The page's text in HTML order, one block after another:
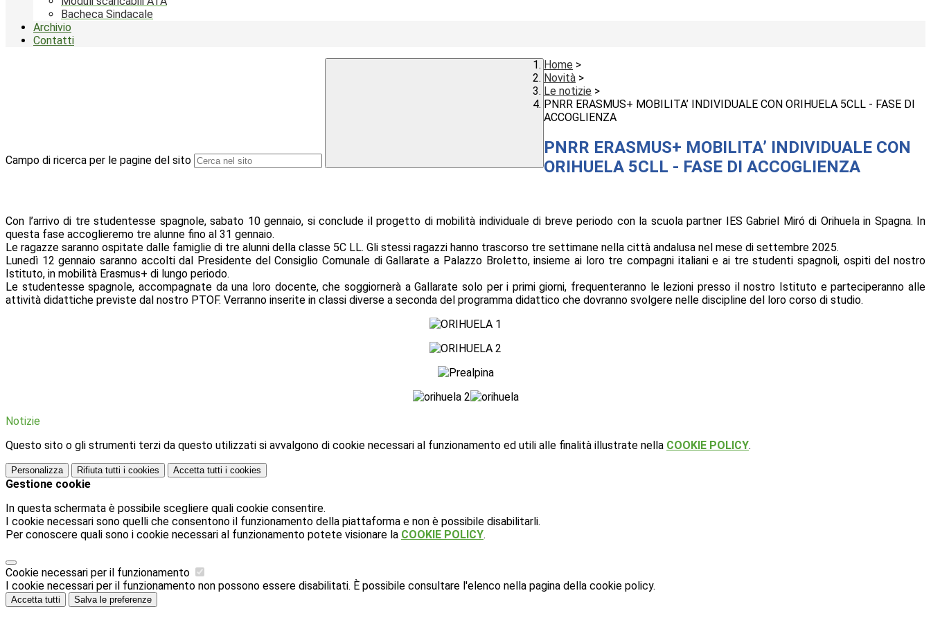
Bacheca Sindacale
Archivio
Contatti
Campo di ricerca per le pagine del sito
Home >
Novità >
Le notizie >
PNRR ERASMUS+ MOBILITA’ INDIVIDUALE CON ORIHUELA 5CLL - FASE DI
ACCOGLIENZA
PNRR ERASMUS+ MOBILITA’ INDIVIDUALE CON
ORIHUELA 5CLL - FASE DI ACCOGLIENZA
Con l’arrivo di tre studentesse spagnole, sabato 10 gennaio, si conclude il progetto di mobilità individuale di breve periodo con la scuola partner IES Gabriel Miró di Orihuela in Spagna. In
questa fase accoglieremo tre alunne fino al 31 gennaio.
Le ragazze saranno ospitate dalle famiglie di tre alunni della classe 5C LL. Gli stessi ragazzi hanno trascorso tre settimane nella città andalusa nel mese di settembre 2025.
Lunedì 12 gennaio saranno accolti dal Presidente del Consiglio Comunale di Gallarate a Palazzo Broletto, insieme ai loro tre compagni italiani e ai tre studenti spagnoli, ospiti del nostro
Istituto, in mobilità Erasmus+ di lungo periodo.
Le studentesse spagnole, accompagnate da una loro docente, che soggiornerà a Gallarate solo per i primi giorni, frequenteranno le lezioni presso il nostro Istituto e parteciperanno alle
attività didattiche previste dal nostro PTOF. Verranno inserite in classi diverse a seconda del programma didattico che dovranno svolgere nelle discipline del loro corso di studio.
Notizie
Questo sito o gli strumenti terzi da questo utilizzati si avvalgono di cookie necessari al funzionamento ed utili alle finalità illustrate nella COOKIE POLICY.
Personalizza Rifiuta tutti i cookies Accetta tutti i cookies
Gestione cookie
In questa schermata è possibile scegliere quali cookie consentire.
I cookie necessari sono quelli che consentono il funzionamento della piattaforma e non è possibile disabilitarli.
Per conoscere quali sono i cookie necessari al funzionamento potete visionare la COOKIE POLICY.
Cookie necessari per il funzionamento
I cookie necessari per il funzionamento non possono essere disabilitati. È possibile consultare l'elenco nella pagina della cookie policy.
Accetta tutti Salva le preferenze